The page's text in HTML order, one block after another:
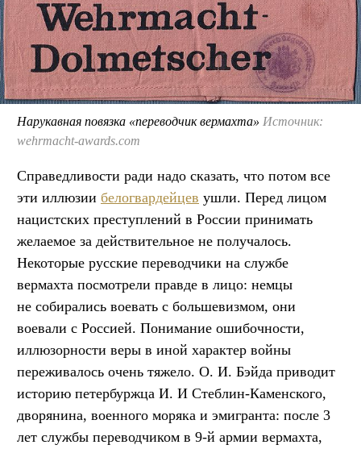
Нарукавная повязка «переводчик вермахта» Источник:
wehrmacht-awards.com
Справедливости ради надо сказать, что потом все
эти иллюзии белогвардейцев ушли. Перед лицом
нацистских преступлений в России принимать
желаемое за действительное не получалось.
Некоторые русские переводчики на службе
вермахта посмотрели правде в лицо: немцы
не собирались воевать с большевизмом, они
воевали с Россией. Понимание ошибочности,
иллюзорности веры в иной характер войны
переживалось очень тяжело. О. И. Бэйда приводит
историю петербуржца И. И Стеблин-Каменского,
дворянина, военного моряка и эмигранта: после 3
лет службы переводчиком в 9-й армии вермахта,